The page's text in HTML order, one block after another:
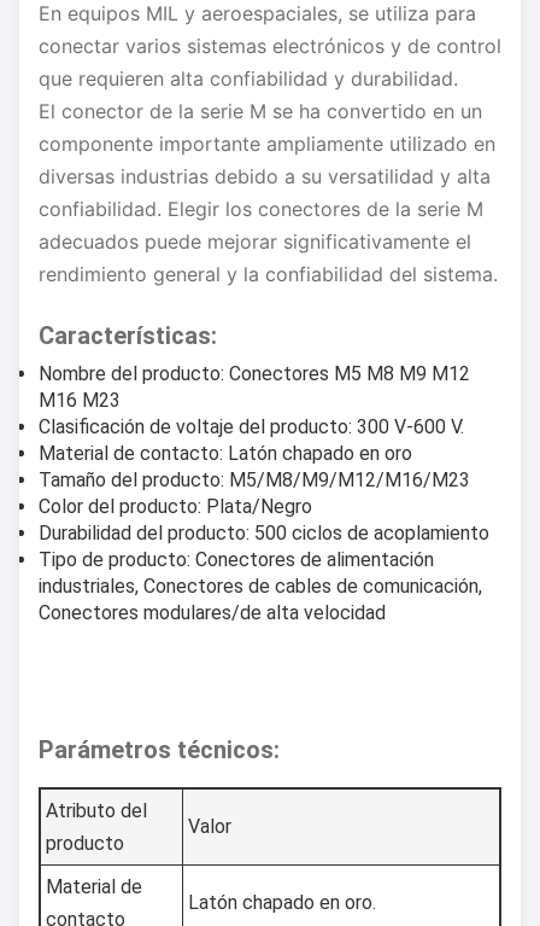
En equipos MIL y aeroespaciales, se utiliza para
conectar varios sistemas electrónicos y de control
que requieren alta confiabilidad y durabilidad.
El conector de la serie M se ha convertido en un
componente importante ampliamente utilizado en
diversas industrias debido a su versatilidad y alta
confiabilidad. Elegir los conectores de la serie M
adecuados puede mejorar significativamente el
rendimiento general y la confiabilidad del sistema.
Características:
Nombre del producto: Conectores M5 M8 M9 M12
M16 M23
Clasificación de voltaje del producto: 300 V-600 V.
Material de contacto: Latón chapado en oro
Tamaño del producto: M5/M8/M9/M12/M16/M23
Color del producto: Plata/Negro
Durabilidad del producto: 500 ciclos de acoplamiento
Tipo de producto: Conectores de alimentación
industriales, Conectores de cables de comunicación,
Conectores modulares/de alta velocidad
Parámetros técnicos:
Atributo del
producto
Valor
Material de
contacto
Latón chapado en oro.